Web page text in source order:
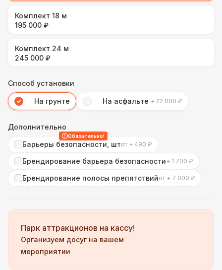
Комплект 18 м
195 000 ₽
Комплект 24 м
245 000 ₽
Способ установки
На грунте На асфальте + 22 000 ₽
Дополнительно
Обязательно!
Барьеры безопасности, штот + 490 ₽
Брендирование барьера безопасности+ 1 700 ₽
Брендирование полосы препятствийот + 7 000 ₽
Парк аттракционов на кассу!
Организуем досуг на вашем
мероприятии